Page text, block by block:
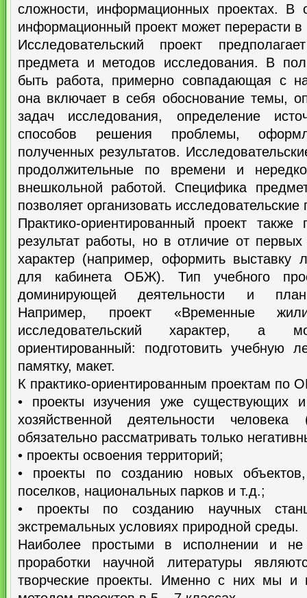
сложности, информационных проектах. В
информационный проект может перерасти в
Исследовательский проект
предмета и методов исследования. В
быть работа, примерно совпадающая с
она включает в себя обоснование темы,
задач исследования, определение
способов решения проблемы,
полученных результатов.
продолжительные по времени и
внешкольной работой. Специфика
позволяет организовать
Практико-ориентированный проект также
результат работы, но в отличие от
характер (например, оформить выставку
для кабинета ОБЖ). Тип учебного
доминирующей деятельности и
Например, проект «Временные
исследовательский характер, а
ориентированный: подготовить учебную
памятку, макет.
К практико-ориентированным проектам по
• проекты изучения уже существующих
хозяйственной деятельности
обязательно рассматривать только
• проекты освоения территорий;
• проекты по созданию новых
поселков, национальных парков и т.д.;
• проекты по созданию научных
экстремальных условиях природной среды.
Наиболее простыми в исполнении и не
проработки научной литературы
творческие проекты. Именно с них мы и